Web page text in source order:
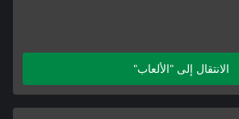
الانتقال إلى "الألعاب"